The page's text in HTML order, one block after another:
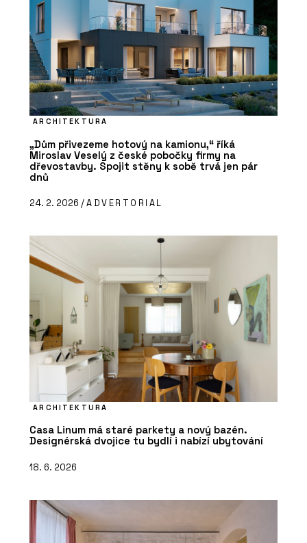
ARCHITEKTURA
„Dům přivezeme hotový na kamionu,“ říká
Miroslav Veselý z české pobočky firmy na
dřevostavby. Spojit stěny k sobě trvá jen pár
dnů
24. 2. 2026 /ADVERTORIAL
ARCHITEKTURA
Casa Linum má staré parkety a nový bazén.
Designérská dvojice tu bydlí i nabízí ubytování
18. 6. 2026